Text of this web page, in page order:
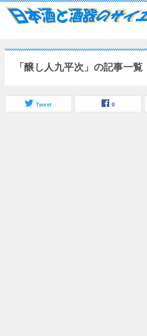
「醸し人九平次」の記事一覧
Tweet 0